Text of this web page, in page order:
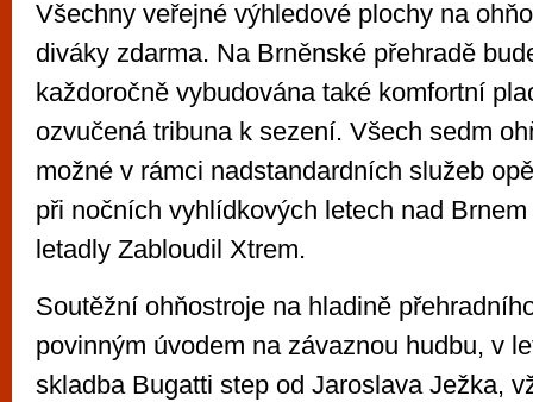
Všechny veřejné výhledové plochy na
diváky zdarma. Na Brněnské přehradě
každoročně vybudována také komfortní
ozvučená tribuna k sezení. Všech sedm
možné v rámci nadstandardních služeb
při nočních vyhlídkových letech nad
letadly Zabloudil Xtrem.
Soutěžní ohňostroje na hladině
povinným úvodem na závaznou hudbu, v
skladba Bugatti step od Jaroslava Ježka,